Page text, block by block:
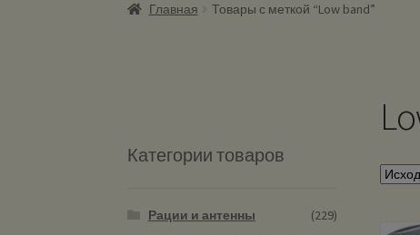
Главная Товары с меткой “Low band”
Категории товаров
Рации и антенны
(229)